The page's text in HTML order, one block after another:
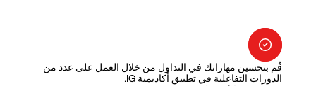
قُم بتحسين مهاراتك في التداول من خلال العمل على عدد من
الدورات التفاعلية في تطبيق أكاديمية IG.